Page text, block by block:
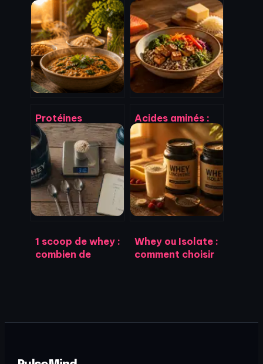
Protéines
végétales : 5
leviers
métaboliques
pour perdre du
poids sans faim
Acides aminés :
comment
optimiser votre
profil nutritionnel
au quotidien
1 scoop de whey :
combien de
Whey ou Isolate :
comment choisir